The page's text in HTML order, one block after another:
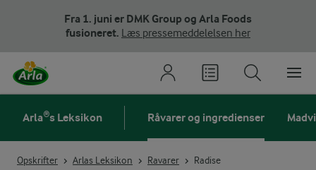
Fra 1. juni er DMK Group og Arla Foods
fusioneret. Læs pressemeddelelsen her
Arla®s Leksikon Råvarer og ingredienser
Opskrifter Arlas Leksikon Ravarer Radise